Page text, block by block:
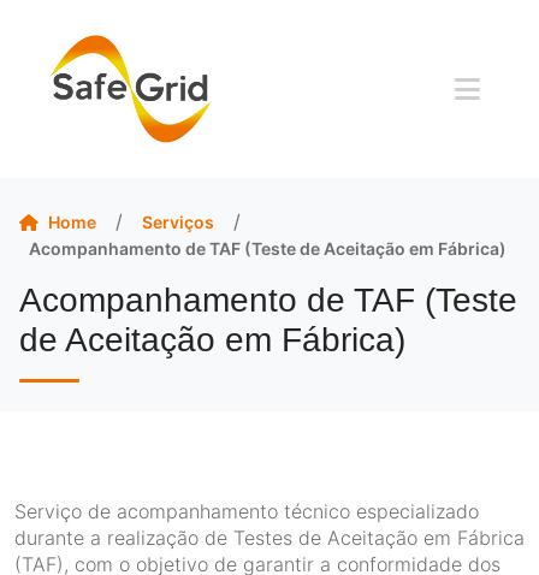
Home / Serviços /
Acompanhamento de TAF (Teste de Aceitação em Fábrica)
Acompanhamento de TAF (Teste
de Aceitação em Fábrica)
Serviço de acompanhamento técnico especializado
durante a realização de Testes de Aceitação em Fábrica
(TAF), com o objetivo de garantir a conformidade dos